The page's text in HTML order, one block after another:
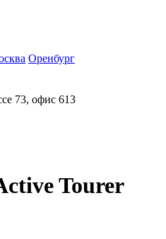
Оренбург
73, офис 613
Tourer